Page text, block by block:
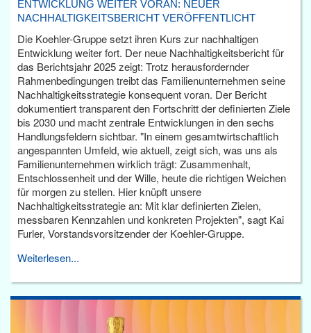
ENTWICKLUNG WEITER VORAN: NEUER
NACHHALTIGKEITSBERICHT VERÖFFENTLICHT
Die Koehler-Gruppe setzt ihren Kurs zur nachhaltigen
Entwicklung weiter fort. Der neue Nachhaltigkeitsbericht für
das Berichtsjahr 2025 zeigt: Trotz herausfordernder
Rahmenbedingungen treibt das Familienunternehmen seine
Nachhaltigkeitsstrategie konsequent voran. Der Bericht
dokumentiert transparent den Fortschritt der definierten Ziele
bis 2030 und macht zentrale Entwicklungen in den sechs
Handlungsfeldern sichtbar. "In einem gesamtwirtschaftlich
angespannten Umfeld, wie aktuell, zeigt sich, was uns als
Familienunternehmen wirklich trägt: Zusammenhalt,
Entschlossenheit und der Wille, heute die richtigen Weichen
für morgen zu stellen. Hier knüpft unsere
Nachhaltigkeitsstrategie an: Mit klar definierten Zielen,
messbaren Kennzahlen und konkreten Projekten", sagt Kai
Furler, Vorstandsvorsitzender der Koehler-Gruppe.
Weiterlesen...